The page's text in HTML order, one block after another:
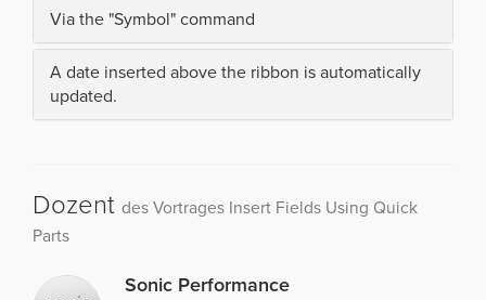
Via the "Symbol" command
A date inserted above the ribbon is automatically
updated.
Dozent des Vortrages Insert Fields Using Quick
Parts
Sonic Performance